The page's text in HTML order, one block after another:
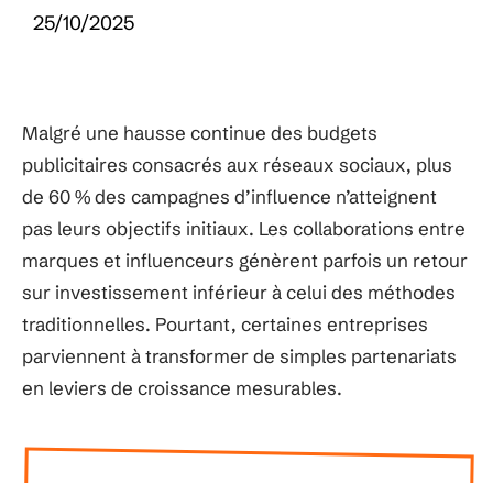
25/10/2025
Malgré une hausse continue des budgets
publicitaires consacrés aux réseaux sociaux, plus
de 60 % des campagnes d’influence n’atteignent
pas leurs objectifs initiaux. Les collaborations entre
marques et influenceurs génèrent parfois un retour
sur investissement inférieur à celui des méthodes
traditionnelles. Pourtant, certaines entreprises
parviennent à transformer de simples partenariats
en leviers de croissance mesurables.